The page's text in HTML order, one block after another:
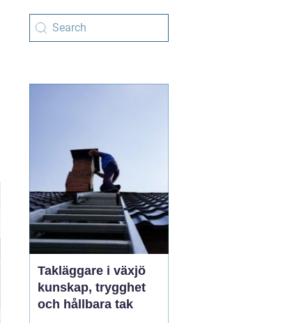
Takläggare i växjö
kunskap, trygghet
och hållbara tak